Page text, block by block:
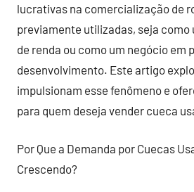
lucrativas na comercialização de
previamente utilizadas, seja como
de renda ou como um negócio em
desenvolvimento. Este artigo
impulsionam esse fenômeno e
para quem deseja vender cueca
Por Que a Demanda por Cuecas
Crescendo?